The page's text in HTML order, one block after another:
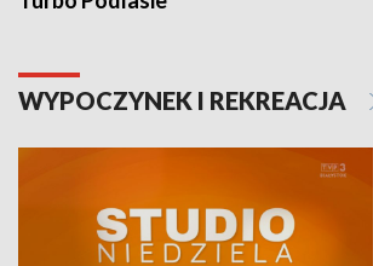
WYPOCZYNEK I REKREACJA